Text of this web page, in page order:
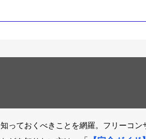
っておくべきことを網羅。フリーコン